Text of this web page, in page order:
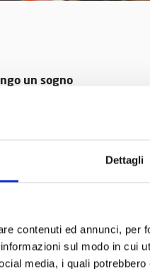
Dettagli
contenuti ed annunci, per
sul modo in cui
media, i quali
un sogno
La